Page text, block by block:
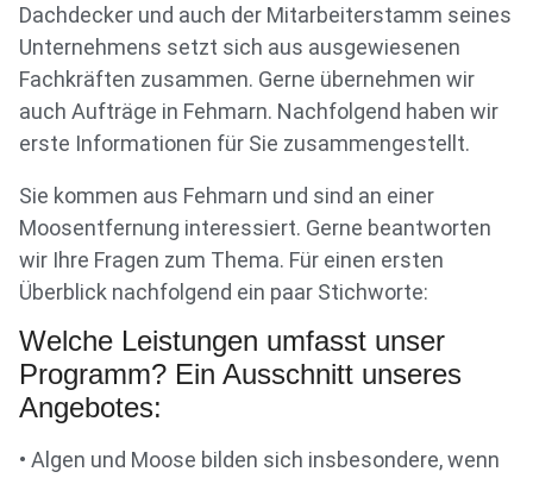
Dachdecker und auch der Mitarbeiterstamm seines
Unternehmens setzt sich aus ausgewiesenen
Fachkräften zusammen. Gerne übernehmen wir
auch Aufträge in Fehmarn. Nachfolgend haben wir
erste Informationen für Sie zusammengestellt.
Sie kommen aus Fehmarn und sind an einer
Moosentfernung interessiert. Gerne beantworten
wir Ihre Fragen zum Thema. Für einen ersten
Überblick nachfolgend ein paar Stichworte:
Welche Leistungen umfasst unser
Programm? Ein Ausschnitt unseres
Angebotes:
• Algen und Moose bilden sich insbesondere, wenn